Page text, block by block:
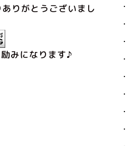
りがとうございまし
みになります♪